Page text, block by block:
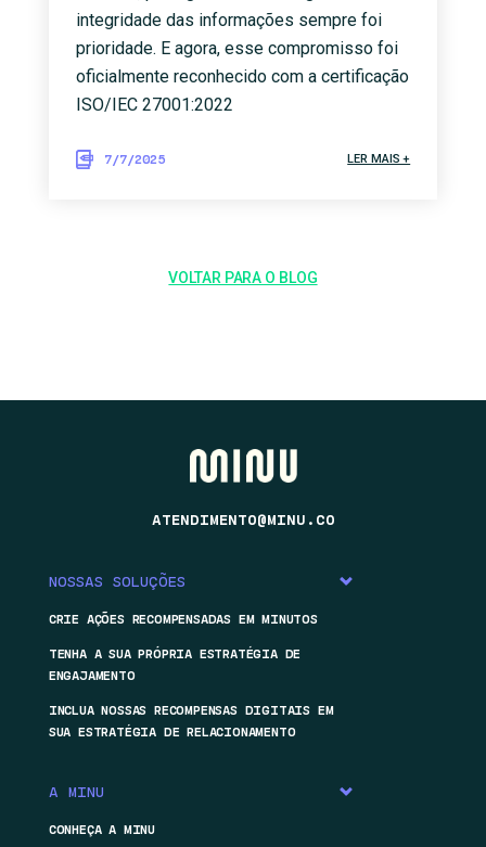
integridade das informações sempre foi
prioridade. E agora, esse compromisso foi
oficialmente reconhecido com a certificação
ISO/IEC 27001:2022
7/7/2025 LER MAIS +
VOLTAR PARA O BLOG
ATENDIMENTO@MINU.CO
NOSSAS SOLUÇÕES
CRIE AÇÕES RECOMPENSADAS EM MINUTOS
TENHA A SUA PRÓPRIA ESTRATÉGIA DE
ENGAJAMENTO
INCLUA NOSSAS RECOMPENSAS DIGITAIS EM
SUA ESTRATÉGIA DE RELACIONAMENTO
A MINU
CONHEÇA A MINU